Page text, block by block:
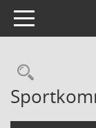
Toggle navigation